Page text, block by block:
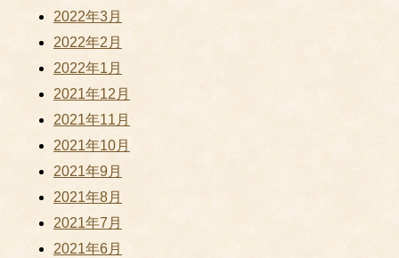
2022年3月
2022年2月
2022年1月
2021年12月
2021年11月
2021年10月
2021年9月
2021年8月
2021年7月
2021年6月